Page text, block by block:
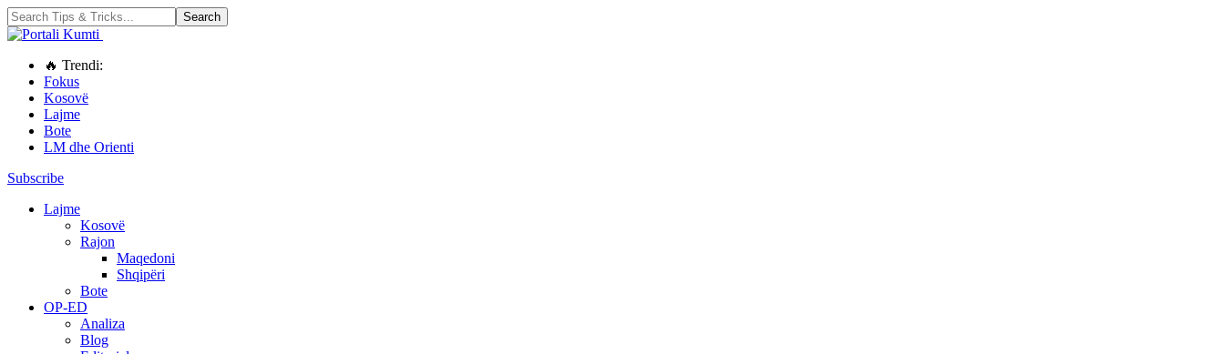
🔥 Trendi:
Fokus
Kosovë
Lajme
Bote
LM dhe Orienti
Subscribe
Lajme
Kosovë
Rajon
Maqedoni
Shqipëri
Bote
OP-ED
Analiza
Blog